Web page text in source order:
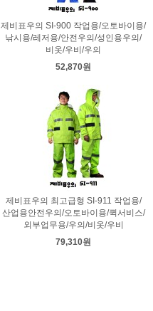
제비표우의 SI-900 작업용/오토바이용/
낚시용/레저용/안전우의/성인용우의/
비옷/우비/우의
52,870원
제비표우의 최고급형 SI-911 작업용/
산업용안전우의/오토바이용/퀵서비스/
외부업무용/우의/비옷/우비
79,310원